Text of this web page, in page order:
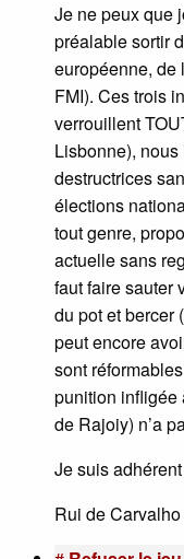
Je ne peux que
préalable sortir
européenne, de
FMI). Ces trois
verrouillent
Lisbonne),
destructrices
élections
tout genre,
actuelle sans
faut faire sauter
du pot et bercer
peut encore
sont
punition infligée
de Rajoiy) n’a
Je suis
Rui de